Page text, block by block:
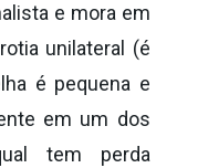
e mora em
unilateral (é
é pequena e
em um dos
tem perda